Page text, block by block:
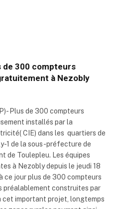
de 300 compteurs
à Nezobly
Plus de 300 compteurs
installés par la
CIE) dans les quartiers de
1 de la sous-préfecture de
de Toulepleu. Les équipes
à Nezobly depuis le jeudi 18
ce jour plus de 300 compteurs
préalablement construites par
cet important projet, longtemps